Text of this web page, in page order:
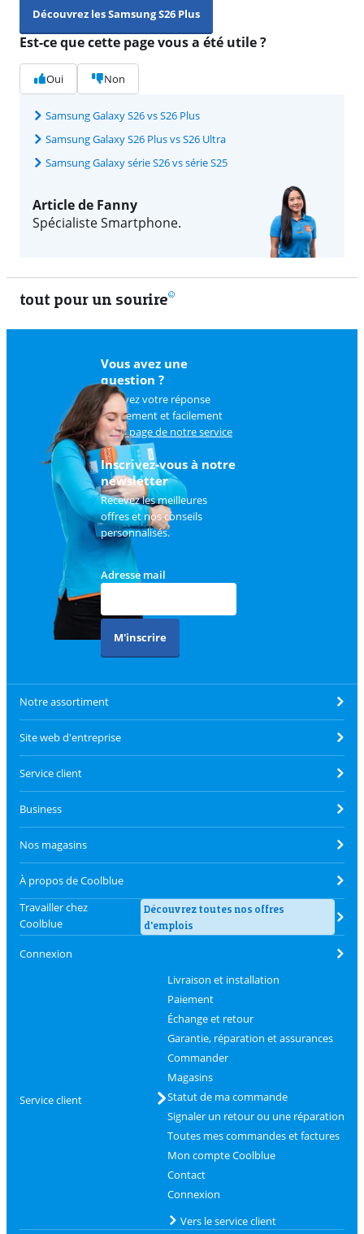
Découvrez les Samsung S26 Plus
Est-ce que cette page vous a été utile ?
Oui Non
Samsung Galaxy S26 vs S26 Plus
Samsung Galaxy S26 Plus vs S26 Ultra
Samsung Galaxy série S26 vs série S25
Article de Fanny
Spécialiste Smartphone.
tout pour un sourire
Vous avez une
question ?
Trouvez votre réponse
rapidement et facilement
surla page de notre service
client.
Inscrivez-vous à notre
newsletter
Recevez les meilleures
offres et nos conseils
personnalisés.
Adresse mail
M'inscrire
Notre assortiment
Site web d'entreprise
Service client
Business
Nos magasins
À propos de Coolblue
Travailler chez
Coolblue
Découvrez toutes nos offres
d'emplois
Connexion
Service client
Livraison et installation
Paiement
Échange et retour
Garantie, réparation et assurances
Commander
Magasins
Statut de ma commande
Signaler un retour ou une réparation
Toutes mes commandes et factures
Mon compte Coolblue
Contact
Connexion
Vers le service client